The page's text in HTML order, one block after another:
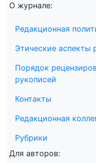
О журнале:
Редакционная
Этические аспекты
Порядок
рукописей
Контакты
Редакционная
Рубрики
Для авторов: